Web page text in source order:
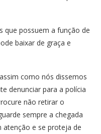
que possuem a função de
baixar de graça e
como nós dissemos
denunciar para a polícia
não retirar o
sempre a chegada
atenção e se proteja de